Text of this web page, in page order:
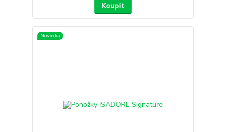
Koupit
Novinka